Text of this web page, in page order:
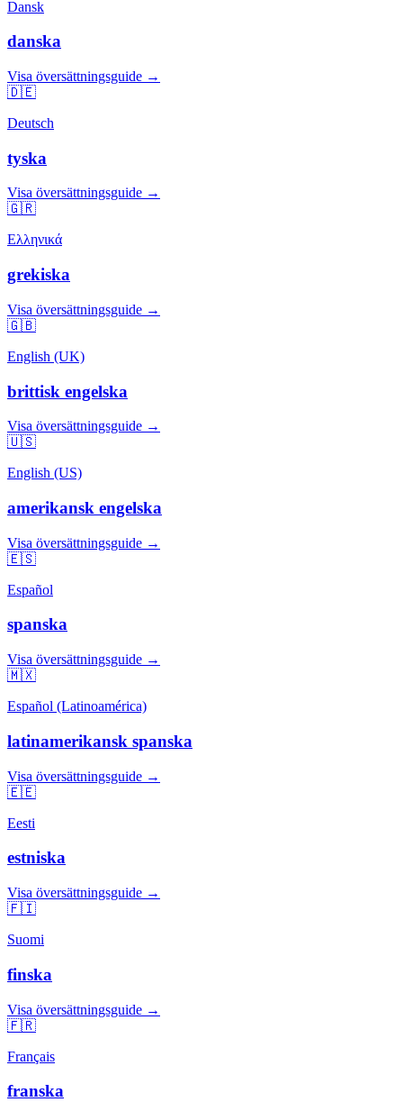
Dansk
danska
Visa översättningsguide →
🇩🇪
Deutsch
tyska
Visa översättningsguide →
🇬🇷
Ελληνικά
grekiska
Visa översättningsguide →
🇬🇧
English (UK)
brittisk engelska
Visa översättningsguide →
🇺🇸
English (US)
amerikansk engelska
Visa översättningsguide →
🇪🇸
Español
spanska
Visa översättningsguide →
🇲🇽
Español (Latinoamérica)
latinamerikansk spanska
Visa översättningsguide →
🇪🇪
Eesti
estniska
Visa översättningsguide →
🇫🇮
Suomi
finska
Visa översättningsguide →
🇫🇷
Français
franska